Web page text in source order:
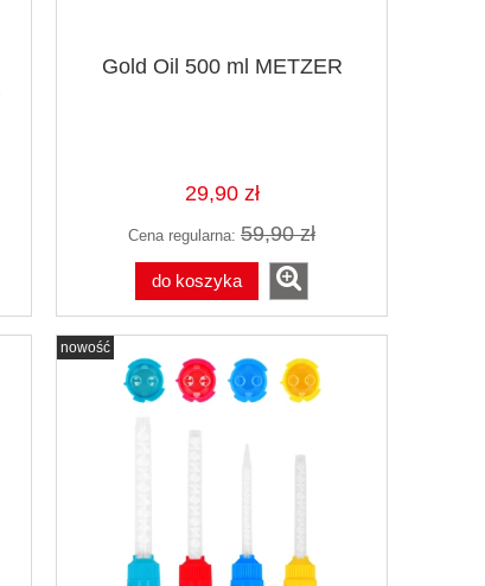
Gold Oil 500 ml METZER
29,90 zł
Cena regularna: 59,90 zł
do koszyka
nowość